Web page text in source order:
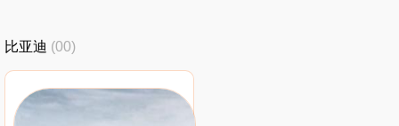
比亚迪 (00)